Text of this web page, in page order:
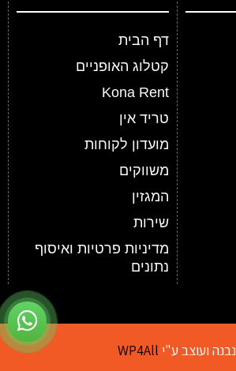
דף הבית
קטלוג האופניים
Kona Rent
טריד אין
מועדון לקוחות
משווקים
המגזין
שירות
מדיניות פרטיות ואיסוף
נתונים
נבנה ועוצב ע"י WP4All